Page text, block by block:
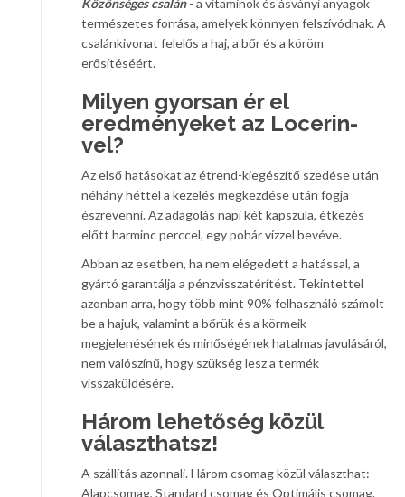
Közönséges csalán- a vitaminok és ásványi anyagok
természetes forrása, amelyek könnyen felszívódnak. A
csalánkivonat felelős a haj, a bőr és a köröm
erősítéséért.
Milyen gyorsan ér el
eredményeket az Locerin-
vel?
Az első hatásokat az étrend-kiegészítő szedése után
néhány héttel a kezelés megkezdése után fogja
észrevenni. Az adagolás napi két kapszula, étkezés
előtt harminc perccel, egy pohár vízzel bevéve.
Abban az esetben, ha nem elégedett a hatással, a
gyártó garantálja a pénzvisszatérítést. Tekintettel
azonban arra, hogy több mint 90% felhasználó számolt
be a hajuk, valamint a bőrük és a körmeik
megjelenésének és minőségének hatalmas javulásáról,
nem valószínű, hogy szükség lesz a termék
visszaküldésére.
Három lehetőség közül
választhatsz!
A szállítás azonnali. Három csomag közül választhat:
Alapcsomag, Standard csomag és Optimális csomag.